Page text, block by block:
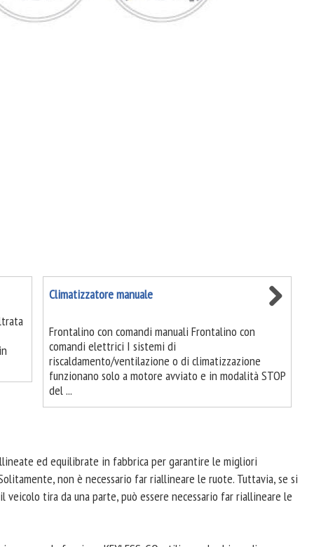
Climatizzatore manuale
Frontalino con comandi manuali Frontalino con
comandi elettrici I sistemi di
riscaldamento/ventilazione o di climatizzazione
funzionano solo a motore avviato e in modalità STOP
del ...
ed equilibrate in fabbrica per garantire le migliori
non è necessario far riallineare le ruote. Tuttavia, se si
veicolo tira da una parte, può essere necessario far riallineare le